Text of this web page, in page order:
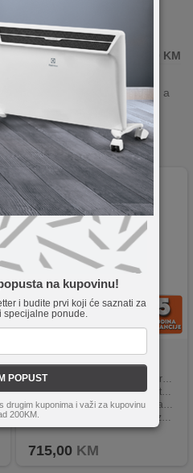
na kupovinu!
i budite prvi koji će saznati za
specijalne ponude.
POPUST
drugim kuponima i važi za kupovinu
200KM.
KM
do 13h šaljemo isti dan, a
VOX CHT 6205 IX
4 staklokeramičke ringle sa ravnomjernom raspodjelom topline.
Električna rerna sa kapacitetom od 69 litara i 8 funkcija.
Energetski razred A i moderan INOX dizajn.
Mehanički timer i termostat za kontrolu temperature.
Električni gril sa snagom od 1400 W.
715,00 KM